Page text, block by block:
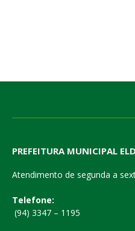
PREFEITURA MUNICIPAL
Atendimento de segunda a
Telefone:
(94) 3347 – 1195